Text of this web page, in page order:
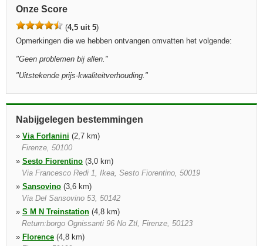
Onze Score
(4,5 uit 5)
Opmerkingen die we hebben ontvangen omvatten het volgende:
"Geen problemen bij allen. "
"Uitstekende prijs-kwaliteitverhouding. "
Nabijgelegen bestemmingen
» Via Forlanini (2,7 km)
Firenze, 50100
» Sesto Fiorentino (3,0 km)
Via Francesco Redi 1, Ikea, Sesto Fiorentino, 50019
» Sansovino (3,6 km)
Via Del Sansovino 53, 50142
» S M N Treinstation (4,8 km)
Return:borgo Ognissanti 96 No Ztl, Firenze, 50123
» Florence (4,8 km)